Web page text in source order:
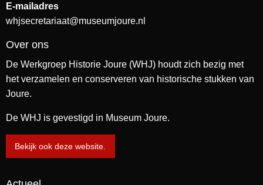
E-mailadres
whjsecretariaat@museumjoure.nl
Over ons
De Werkgroep Historie Joure (WHJ) houdt zich bezig met
het verzamelen en conserveren van historische stukken van
Joure.
De WHJ is gevestigd in Museum Joure.
Bekijk ook deze website.